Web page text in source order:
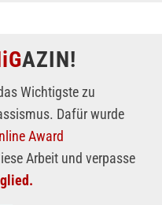
AZIN!
Wichtigste zu
Dafür wurde
Award
Arbeit und verpasse